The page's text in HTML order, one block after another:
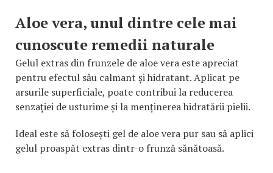
Aloe vera, unul dintre cele mai
cunoscute remedii naturale
Gelul extras din frunzele de aloe vera este apreciat
pentru efectul său calmant și hidratant. Aplicat pe
arsurile superficiale, poate contribui la reducerea
senzației de usturime și la menținerea hidratării pielii.
Ideal este să folosești gel de aloe vera pur sau să aplici
gelul proaspăt extras dintr-o frunză sănătoasă.